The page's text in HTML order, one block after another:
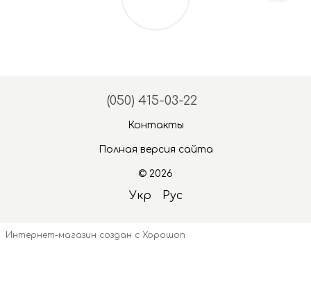
(050) 415-03-22
Контакты
Полная версия сайта
© 2026
Укр Рус
Интернет-магазин создан с Хорошоп